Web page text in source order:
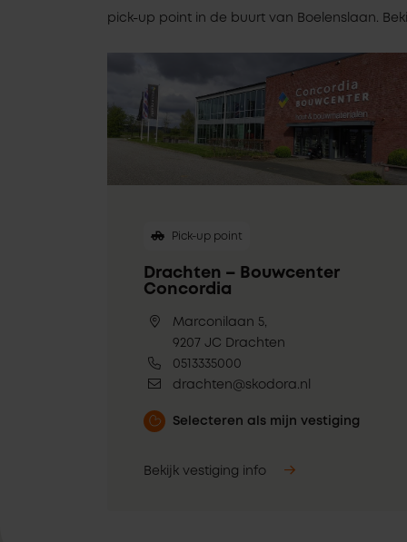
pick-up point in de buurt van Boelenslaan.
Pick-up point
Drachten – Bouwcenter
Concordia
Marconilaan 5,
9207 JC Drachten
0513335000
drachten@skodora.nl
Selecteren als mijn vestiging
Bekijk vestiging info